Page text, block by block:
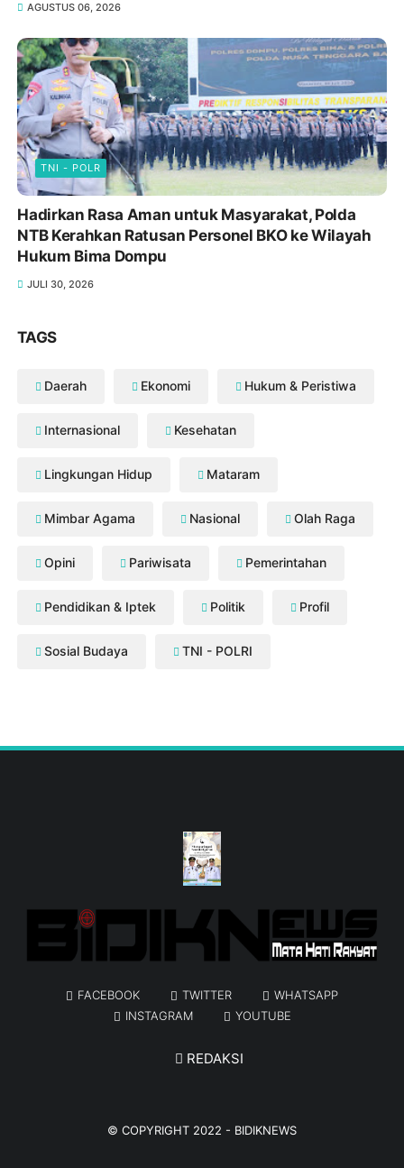
AGUSTUS 06, 2026
TNI - POLR
Hadirkan Rasa Aman untuk Masyarakat, Polda
NTB Kerahkan Ratusan Personel BKO ke Wilayah
Hukum Bima Dompu
JULI 30, 2026
TAGS
Daerah Ekonomi Hukum & Peristiwa
Internasional Kesehatan
Lingkungan Hidup Mataram
Mimbar Agama Nasional Olah Raga
Opini Pariwisata Pemerintahan
Pendidikan & Iptek Politik Profil
Sosial Budaya TNI - POLRI
FACEBOOK TWITTER
WHATSAPP
INSTAGRAM
YOUTUBE
REDAKSI
© COPYRIGHT 2022 - BIDIKNEWS